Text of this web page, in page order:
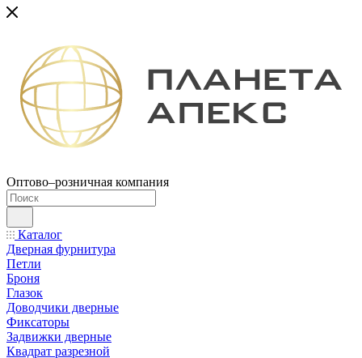
Оптово–розничная компания
Каталог
Дверная фурнитура
Петли
Броня
Глазок
Доводчики дверные
Фиксаторы
Задвижки дверные
Квадрат разрезной